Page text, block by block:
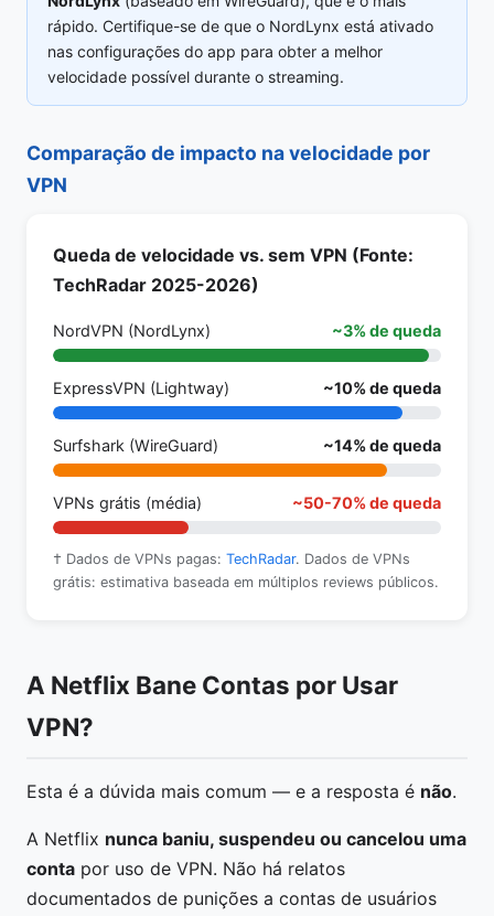
rápido. Certifique-se de que o NordLynx está ativado
nas configurações do app para obter a melhor
velocidade possível durante o streaming.
Comparação de impacto na velocidade por
VPN
Queda de velocidade vs. sem VPN (Fonte:
TechRadar 2025-2026)
NordVPN (NordLynx) ~3% de queda
ExpressVPN (Lightway) ~10% de queda
Surfshark (WireGuard) ~14% de queda
VPNs grátis (média) ~50-70% de queda
† Dados de VPNs pagas: TechRadar. Dados de VPNs
grátis: estimativa baseada em múltiplos reviews públicos.
A Netflix Bane Contas por Usar
VPN?
Esta é a dúvida mais comum — e a resposta é não.
A Netflix nunca baniu, suspendeu ou cancelou uma
conta por uso de VPN. Não há relatos
documentados de punições a contas de usuários